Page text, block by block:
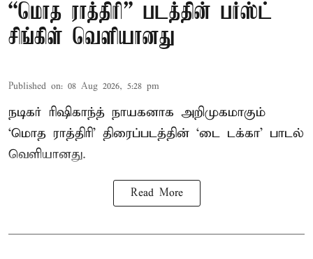
“மொத ராத்திரி” படத்தின் பர்ஸ்ட்
சிங்கிள் வெளியானது
Published on: 08 Aug 2026, 5:28 pm
நடிகர் ரிஷிகாந்த் நாயகனாக அறிமுகமாகும்
‘மொத ராத்திரி’ திரைப்படத்தின் ‘டை டக்கா’ பாடல்
வெளியானது.
Read More